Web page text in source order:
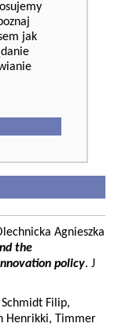
jak
Agnieszka
the
policy. J
Filip,
Henrikki, Timmer